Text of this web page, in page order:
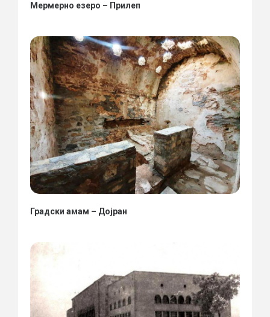
Мермерно езеро – Прилеп
Градски амам – Дојран